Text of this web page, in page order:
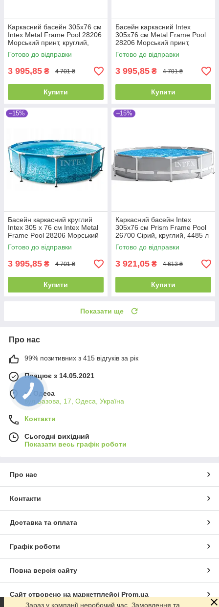
Каркасний басейн 305x76 см
Intex Metal Frame Pool 28206
Морський принт, круглий,
4485 л
Готово до відправки
3 995,85 ₴ 4 701 ₴
Купити
Басейн каркасний Intex
305x76 см Metal Frame Pool
28206 Морський принт,
круглий, 4485 л
Готово до відправки
3 995,85 ₴ 4 701 ₴
Купити
–15%
Басейн каркасний круглий
Intex 305 x 76 см Intex Metal
Frame Pool 28206 Морський
принт, круглий, 4485 л
Готово до відправки
3 995,85 ₴ 4 701 ₴
Купити
–15%
Каркасний басейн Intex
305x76 см Prism Frame Pool
26700 Сірий, круглий, 4485 л
Готово до відправки
3 921,05 ₴ 4 613 ₴
Купити
Показати ще
Про нас
99% позитивних з 415 відгуків за рік
Працює з 14.05.2021
м. Одеса
вул.Базова, 17, Одеса, Україна
Контакти
Сьогодні вихідний
Показати весь графік роботи
Про нас
Контакти
Доставка та оплата
Графік роботи
Повна версія сайту
Сайт створено на маркетплейсі Prom.ua
Зараз у компанії неробочий час. Замовлення та